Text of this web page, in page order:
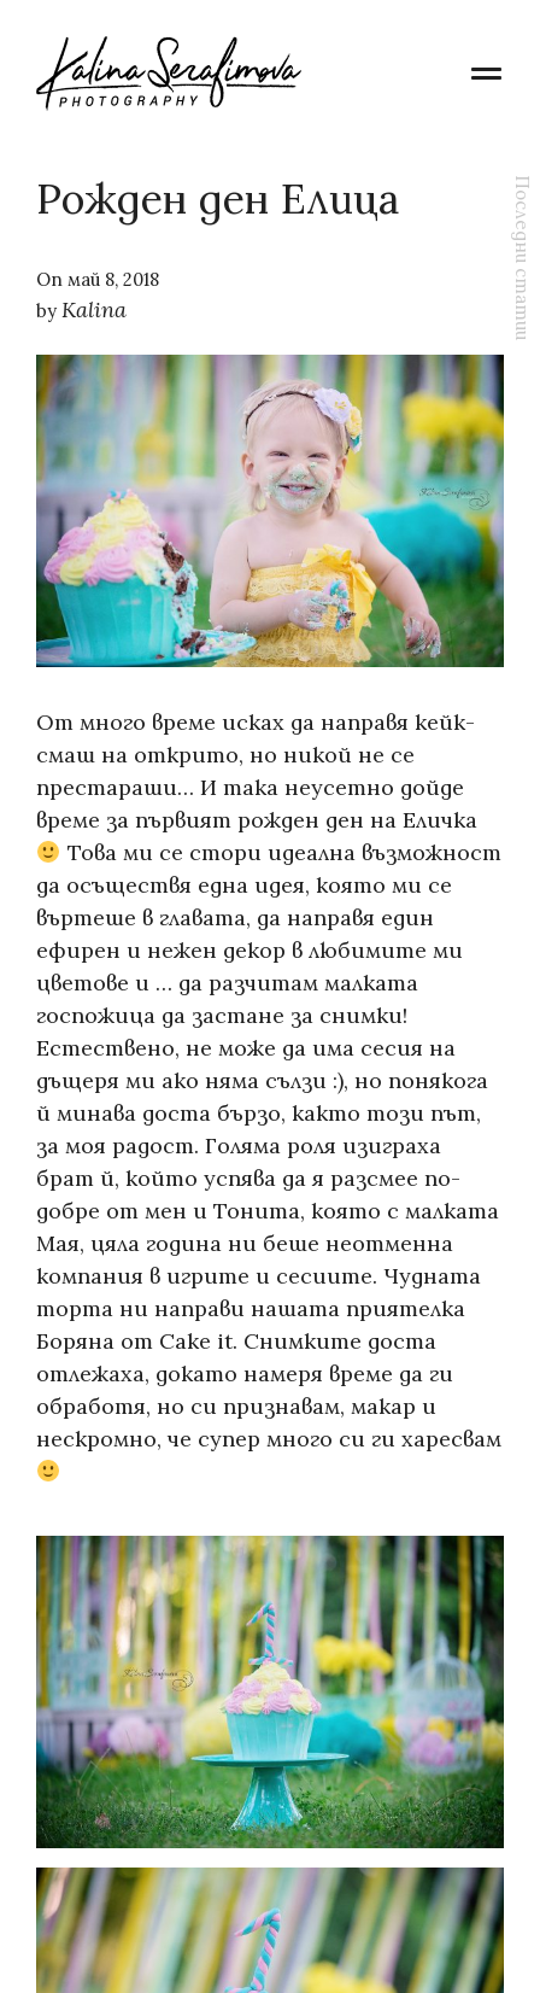
Рожден ден Елица
On май 8, 2018
by Kalina
От много време исках да направя кейк-
смаш на открито, но никой не се
престараши… И така неусетно дойде
време за първият рожден ден на Еличка
Това ми се стори идеална възможност
да осъществя една идея, която ми се
въртеше в главата, да направя един
ефирен и нежен декор в любимите ми
цветове и … да разчитам малката
госпожица да застане за снимки!
Естествено, не може да има сесия на
дъщеря ми ако няма сълзи :), но понякога
й минава доста бързо, както този път,
за моя радост. Голяма роля изиграха
брат й, който успява да я разсмее по-
добре от мен и Тонита, която с малката
Мая, цяла година ни беше неотменна
компания в игрите и сесиите. Чудната
торта ни направи нашата приятелка
Боряна от Cake it. Снимките доста
отлежаха, докато намеря време да ги
обработя, но си признавам, макар и
нескромно, че супер много си ги харесвам
Последни статии